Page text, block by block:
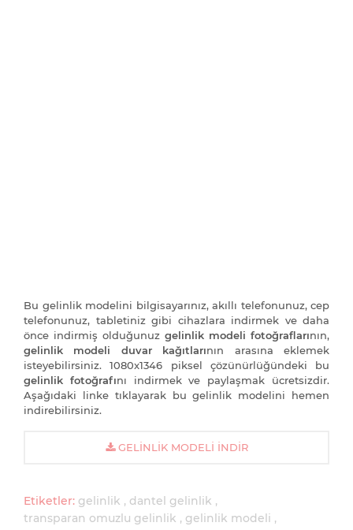
Bu gelinlik modelini bilgisayarınız, akıllı telefonunuz, cep
telefonunuz, tabletiniz gibi cihazlara indirmek ve daha
önce indirmiş olduğunuz gelinlik modeli fotoğraflarının,
gelinlik modeli duvar kağıtlarının arasına eklemek
isteyebilirsiniz. 1080x1346 piksel çözünürlüğündeki bu
gelinlik fotoğrafını indirmek ve paylaşmak ücretsizdir.
Aşağıdaki linke tıklayarak bu gelinlik modelini hemen
indirebilirsiniz.
GELINLIK MODELI İNDIR
Etiketler: gelinlik
dantel gelinlik
transparan omuzlu gelinlik
gelinlik modeli